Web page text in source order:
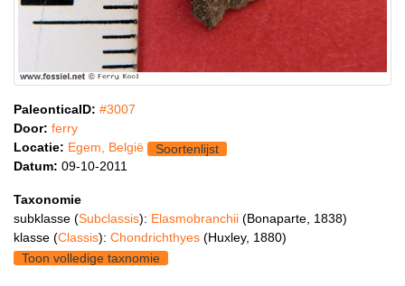
PaleonticaID: #3007
Door: ferry
Locatie: Egem, België
Soortenlijst
Datum: 09-10-2011
Taxonomie
subklasse (Subclassis): Elasmobranchii (Bonaparte, 1838)
klasse (Classis): Chondrichthyes (Huxley, 1880)
Toon volledige taxnomie